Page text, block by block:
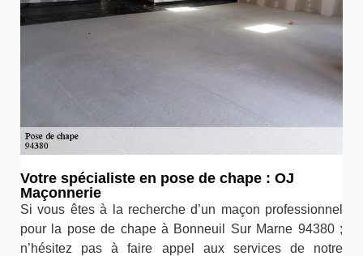
Votre spécialiste en pose de chape : OJ
Maçonnerie
Si vous êtes à la recherche d’un maçon professionnel
pour la pose de chape à Bonneuil Sur Marne 94380 ;
n’hésitez pas à faire appel aux services de notre